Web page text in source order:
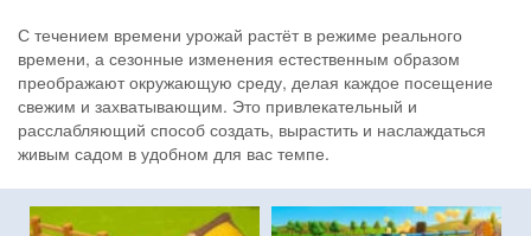
С течением времени урожай растёт в режиме реального
времени, а сезонные изменения естественным образом
преображают окружающую среду, делая каждое посещение
свежим и захватывающим. Это привлекательный и
расслабляющий способ создать, вырастить и наслаждаться
живым садом в удобном для вас темпе.